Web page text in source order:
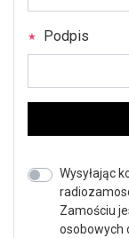
Podpis
Wysyłając
Zamościu
osobowych